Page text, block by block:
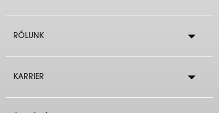
Lakástakarék
RÓLUNK
Cégtörténet
KARRIER